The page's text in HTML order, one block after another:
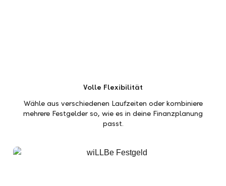
Volle Flexibilität
Wähle aus verschiedenen Laufzeiten oder kombiniere
mehrere Festgelder so, wie es in deine Finanzplanung
passt.